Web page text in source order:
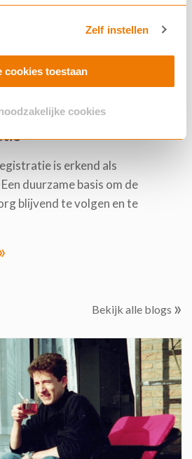
Zelf instellen
cookies toestaan
cookies
erkend als
is erkend als
duurzame basis om de
blijvend te volgen en te
Bekijk alle blogs »